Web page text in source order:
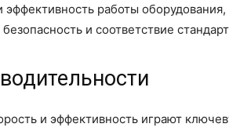
работы оборудования,
и соответствие
и эффективность играют